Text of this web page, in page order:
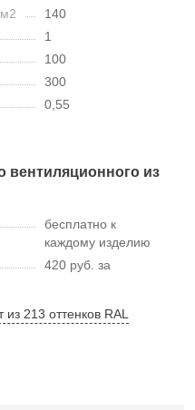
140
1
100
300
0,55
вентиляционного из
бесплатно к
каждому изделию
420 руб. за
213 оттенков RAL